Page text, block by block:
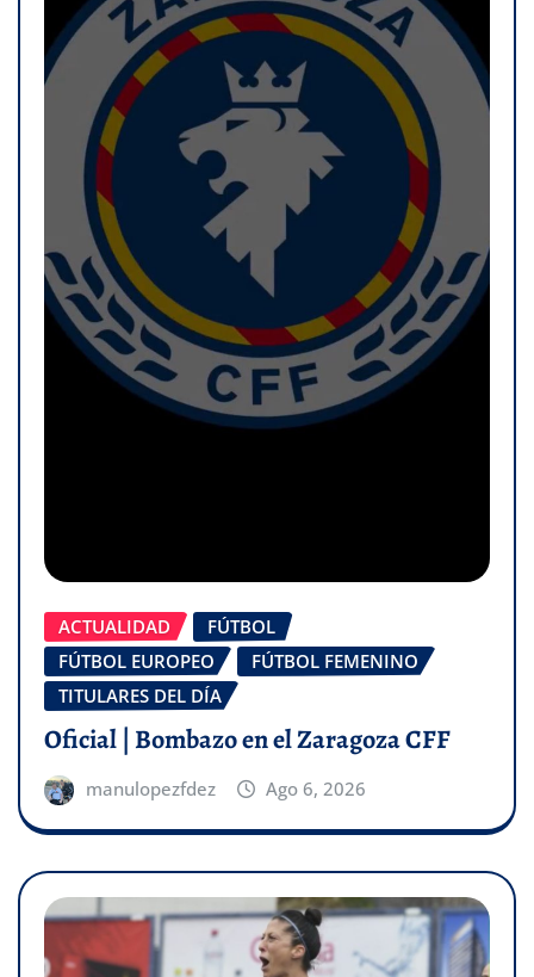
ACTUALIDAD
FÚTBOL
FÚTBOL EUROPEO
FÚTBOL FEMENINO
TITULARES DEL DÍA
Oficial | Bombazo en el Zaragoza CFF
manulopezfdez Ago 6, 2026